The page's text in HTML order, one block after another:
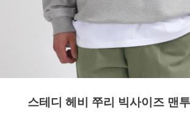
스테디 헤비 쭈리 빅사이즈 맨